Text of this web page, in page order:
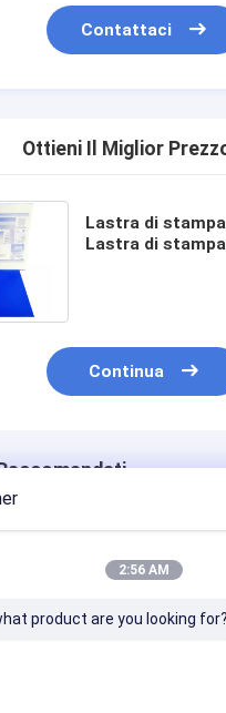
Contattaci
Ottieni Il Miglior
Lastra di stampa
Lastra di
Continua
2:56 AM
product are you looking for?